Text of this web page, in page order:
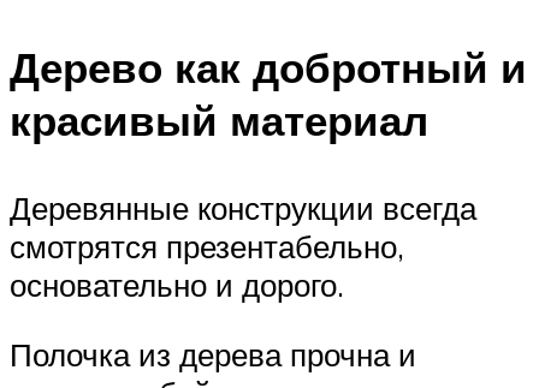
Дерево как добротный и
красивый материал
Деревянные конструкции всегда
смотрятся презентабельно,
основательно и дорого.
Полочка из дерева прочна и